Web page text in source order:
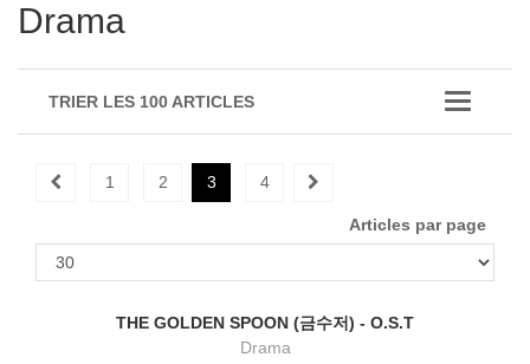
Drama
TRIER LES 100 ARTICLES
1 2 3 4
Articles par page
THE GOLDEN SPOON (금수저) - O.S.T
Drama